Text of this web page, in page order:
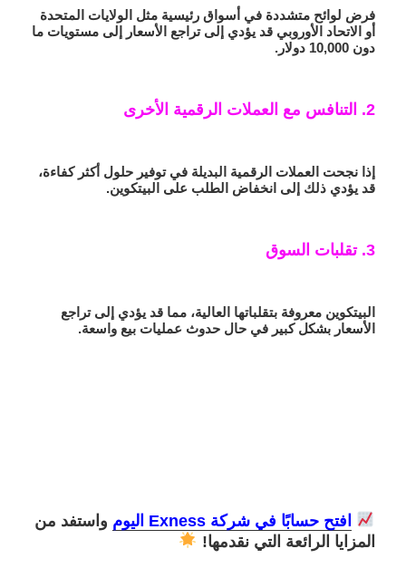
فرض لوائح متشددة في أسواق رئيسية مثل الولايات المتحدة
أو الاتحاد الأوروبي قد يؤدي إلى تراجع الأسعار إلى مستويات ما
دون 10,000 دولار.
2. التنافس مع العملات الرقمية الأخرى
إذا نجحت العملات الرقمية البديلة في توفير حلول أكثر كفاءة،
قد يؤدي ذلك إلى انخفاض الطلب على البيتكوين.
3. تقلبات السوق
البيتكوين معروفة بتقلباتها العالية، مما قد يؤدي إلى تراجع
الأسعار بشكل كبير في حال حدوث عمليات بيع واسعة.
افتح حسابًا في شركة Exness اليوم
واستفد من
المزايا الرائعة التي نقدمها!